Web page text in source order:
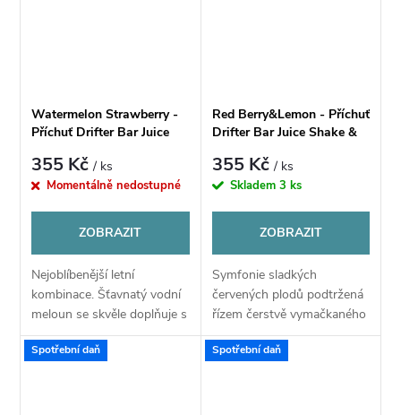
Watermelon Strawberry -
Příchuť Drifter Bar Juice
355 Kč/ ks
Momentálně nedostupné
ZOBRAZIT
Nejoblíbenější letní
kombinace. Šťavnatý vodní
meloun se skvěle doplňuje s
vůní a sladkostí čerstvých
jahod.
Red Berry&Lemon - Příchuť
Drifter Bar Juice Shake &
355 Kč/ ks
Skladem 3 ks
ZOBRAZIT
Symfonie sladkých
červených plodů podtržená
řízem čerstvě vymačkaného
citronu. Skvěle vyvážený
ovocný mix pro každý den.
Spotřební daň Spotřební daň